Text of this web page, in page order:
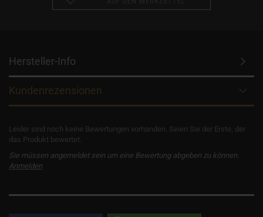
Hersteller-Info
Kundenrezensionen
Leider sind noch keine Bewertungen vorhanden. Seien Sie der Erste, der
das Produkt bewertet.
Sie müssen angemeldet sein um eine Bewertung abgeben zu können.
Anmelden